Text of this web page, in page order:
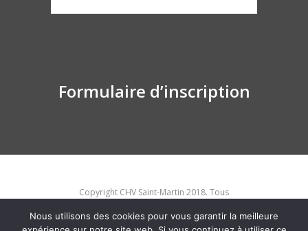
Formulaire d’inscription
Copyright CHV Saint-Martin 2018. Tous
droits réservés
Nous utilisons des cookies pour vous garantir la meilleure